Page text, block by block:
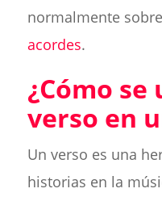
normalmente
acordes.
¿Cómo
verso en
Un verso es una
historias en la